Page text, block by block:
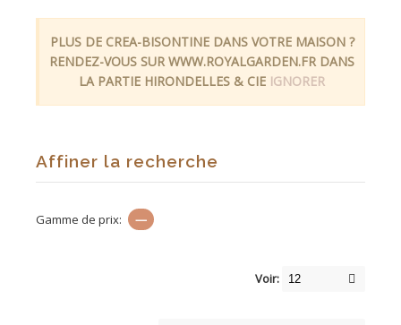
PLUS DE CREA-BISONTINE DANS VOTRE MAISON ?
RENDEZ-VOUS SUR WWW.ROYALGARDEN.FR DANS
LA PARTIE HIRONDELLES & CIE IGNORER
Affiner la recherche
Gamme de prix: —
Voir: